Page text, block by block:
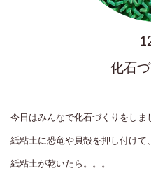
化石
今日はみんなで化石づくりをしま
紙粘土に恐竜や貝殻を押し付けて
紙粘土が乾いたら。。。